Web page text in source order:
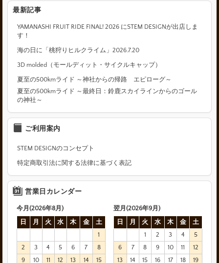
最新記事
YAMANASHI FRUIT RIDE FINAL! 2026 にSTEM DESIGNが出店しま
す！
海の日に「桃狩りヒルクライム」2026.7.20
3D molded（モールディット・サイクルキャップ）
夏至の500kmライド ～神社からの帰路 エピローグ～
夏至の500kmライド ～最終日：鈴鹿スカイラインからのゴール
の神社～
ご利用案内
STEM DESIGNのコンセプト
特定商取引法に関する法律に基づく表記
営業日カレンダー
今月(2026年8月)
日
月 火 水 木 金
土
1
2
3 4 5 6 7
8
9
10 11 12 13 14
15
翌月(2026年9月)
日
月 火 水 木 金
土
1
2 3 4
5
6
7 8 9 10 11
12
13
14 15 16 17 18
19